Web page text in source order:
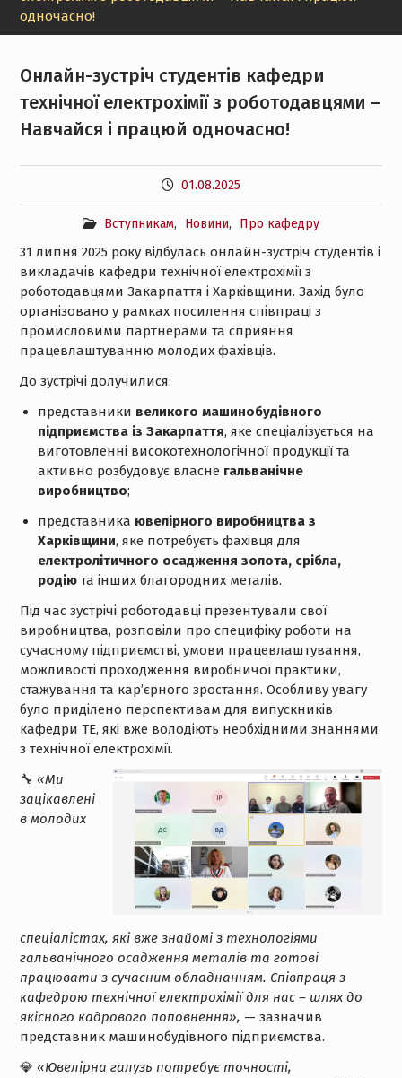
одночасно!
Онлайн-зустріч студентів кафедри
технічної електрохімії з роботодавцями –
Навчайся і працюй одночасно!
01.08.2025
Вступникам, Новини, Про кафедру
31 липня 2025 року відбулась онлайн-зустріч студентів і
викладачів кафедри технічної електрохімії з
роботодавцями Закарпаття і Харківщини. Захід було
організовано у рамках посилення співпраці з
промисловими партнерами та сприяння
працевлаштуванню молодих фахівців.
До зустрічі долучилися:
представники великого машинобудівного
підприємства із Закарпаття, яке спеціалізується на
виготовленні високотехнологічної продукції та
активно розбудовує власне гальванічне
виробництво;
представника ювелірного виробництва з
Харківщини, яке потребуєть фахівця для
електролітичного осадження золота, срібла,
родіюта інших благородних металів.
Під час зустрічі роботодавці презентували свої
виробництва, розповіли про специфіку роботи на
сучасному підприємстві, умови працевлаштування,
можливості проходження виробничої практики,
стажування та кар’єрного зростання. Особливу увагу
було приділено перспективам для випускників
кафедри ТЕ, які вже володіють необхідними знаннями
з технічної електрохімії.
🔧 «Ми
зацікавлені
в молодих
спеціалістах, які вже знайомі з технологіями
гальванічного осадження металів та готові
працювати з сучасним обладнанням. Співпраця з
кафедрою технічної електрохімії для нас – шлях до
якісного кадрового поповнення», — зазначив
представник машинобудівного підприємства.
💎 «Ювелірна галузь потребує точності,